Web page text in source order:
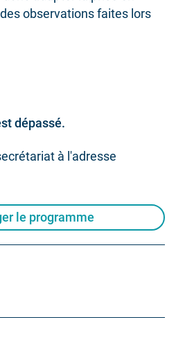
observations faites lors
dépassé.
à l'adresse
le programme